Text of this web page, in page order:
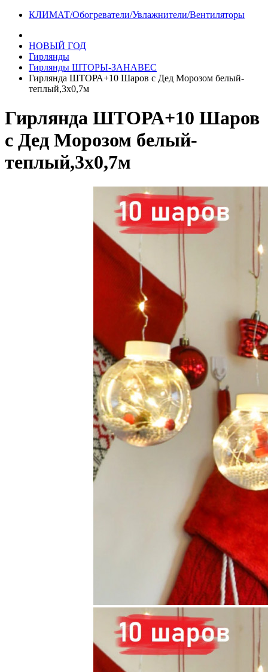
КЛИМАТ/Обогреватели/Увлажнители/Вентиляторы
НОВЫЙ ГОД
Гирлянды
Гирлянды ШТОРЫ-ЗАНАВЕС
Гирлянда ШТОРА+10 Шаров с Дед Морозом белый-
теплый,3х0,7м
Гирлянда ШТОРА+10 Шаров
с Дед Морозом белый-
теплый,3х0,7м